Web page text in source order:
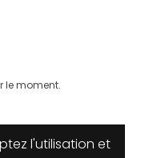
le moment.
l'utilisation et